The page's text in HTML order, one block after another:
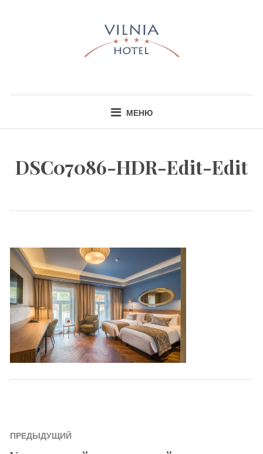
HOTEL VILNIA
МЕНЮ
DSC07086-HDR-Edit-Edit
Навигация
ПРЕДЫДУЩИЙ